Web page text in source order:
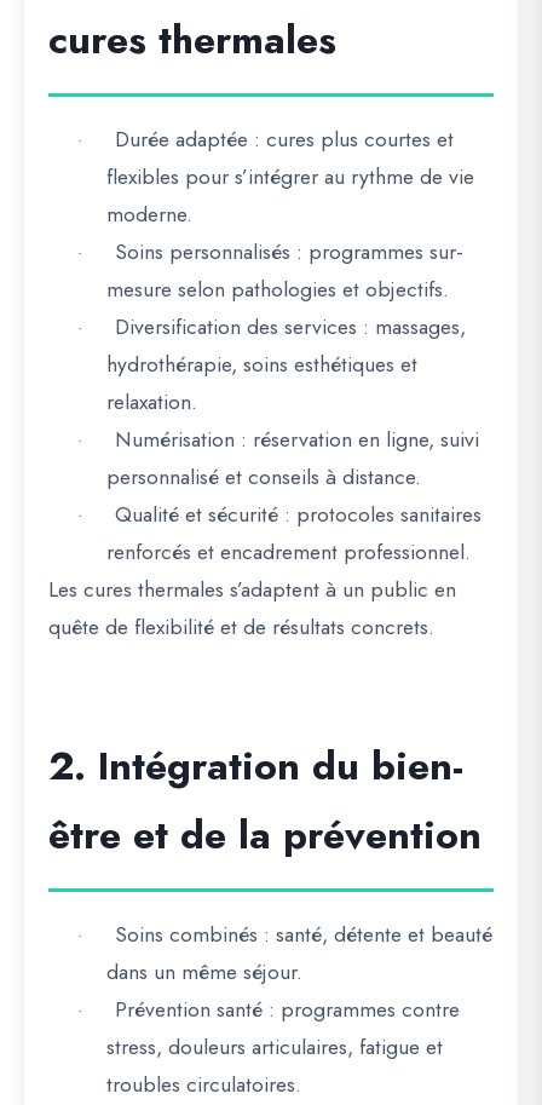
cures thermales
· Durée adaptée : cures plus courtes et
flexibles pour s’intégrer au rythme de vie
moderne.
· Soins personnalisés : programmes sur-
mesure selon pathologies et objectifs.
· Diversification des services : massages,
hydrothérapie, soins esthétiques et
relaxation.
· Numérisation : réservation en ligne, suivi
personnalisé et conseils à distance.
· Qualité et sécurité : protocoles sanitaires
renforcés et encadrement professionnel.
Les cures thermales s’adaptent à un public en
quête de flexibilité et de résultats concrets.
2. Intégration du bien-
être et de la prévention
· Soins combinés : santé, détente et beauté
dans un même séjour.
· Prévention santé : programmes contre
stress, douleurs articulaires, fatigue et
troubles circulatoires.